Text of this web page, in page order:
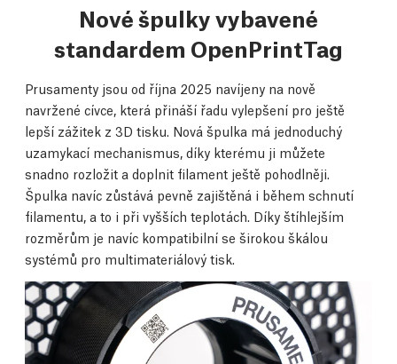
Nové špulky vybavené
standardem OpenPrintTag
Prusamenty jsou od října 2025 navíjeny na nově
navržené cívce, která přináší řadu vylepšení pro ještě
lepší zážitek z 3D tisku. Nová špulka má jednoduchý
uzamykací mechanismus, díky kterému ji můžete
snadno rozložit a doplnit filament ještě pohodlněji.
Špulka navíc zůstává pevně zajištěná i během schnutí
filamentu, a to i při vyšších teplotách. Díky štíhlejším
rozměrům je navíc kompatibilní se širokou škálou
systémů pro multimateriálový tisk.